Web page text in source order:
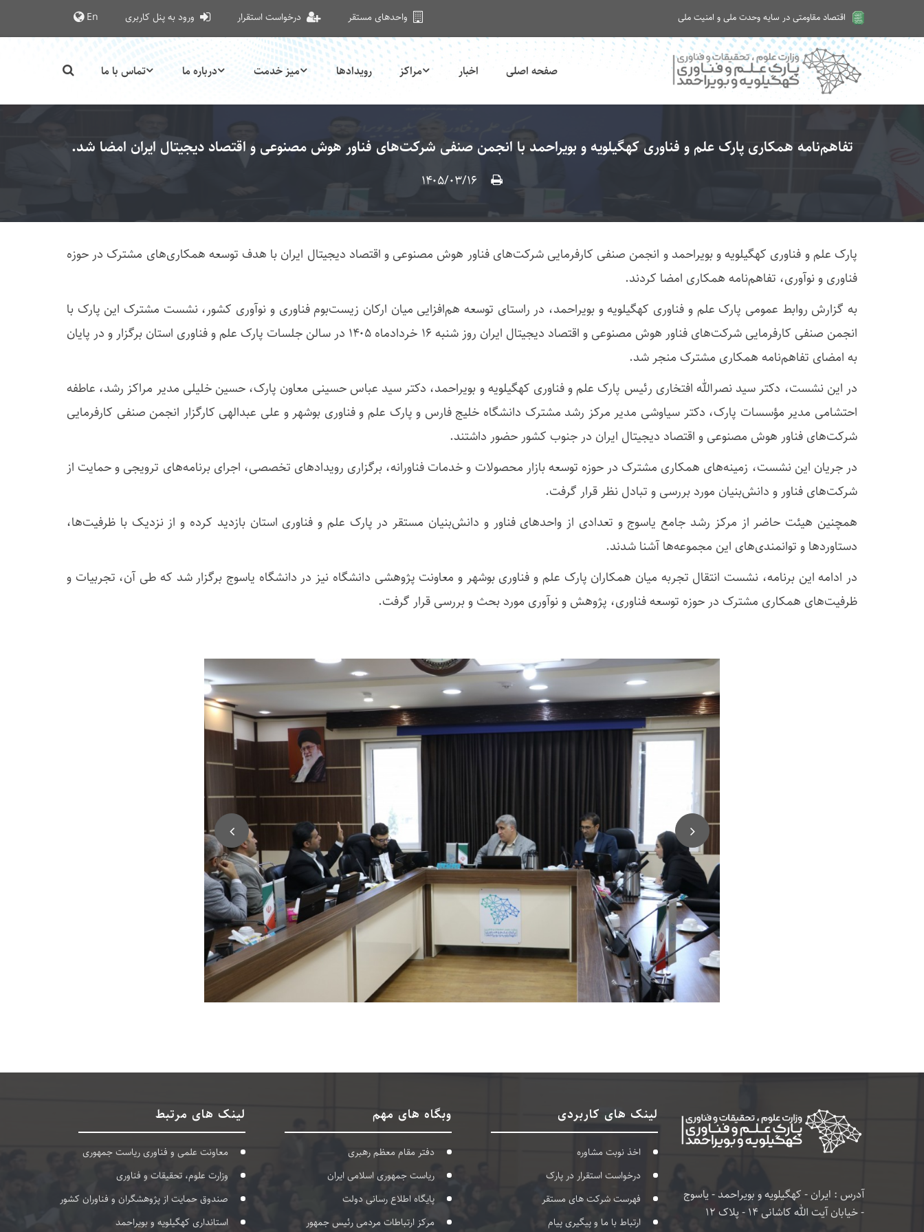
اقتصاد مقاومتی در سایه وحدت ملی و امنیت ملی
امروز جمعه ۱۶ مرداد ۱۴۰۵
واحدهای مستقر درخواست استقرار ورود به پنل کاربری En
صفحه اصلی اخبار مراکز رویدادها میز خدمت درباره ما تماس با ما
تفاهم‌نامه همکاری پارک علم و فناوری کهگیلویه و بویراحمد با انجمن صنفی شرکت‌های فناور هوش مصنوعی و اقتصاد دیجیتال ایران امضا شد.
۱۴۰۵/۰۳/۱۶
پارک علم و فناوری کهگیلویه و بویراحمد و انجمن صنفی کارفرمایی شرکت‌های فناور هوش مصنوعی و اقتصاد دیجیتال ایران با هدف توسعه همکاری‌های مشترک در حوزه
فناوری و نوآوری، تفاهم‌نامه همکاری امضا کردند.
به گزارش روابط عمومی پارک علم و فناوری کهگیلویه و بویراحمد، در راستای توسعه هم‌افزایی میان ارکان زیست‌بوم فناوری و نوآوری کشور، نشست مشترک این پارک با
انجمن صنفی کارفرمایی شرکت‌های فناور هوش مصنوعی و اقتصاد دیجیتال ایران روز شنبه ۱۶ خردادماه ۱۴۰۵ در سالن جلسات پارک علم و فناوری استان برگزار و در پایان
به امضای تفاهم‌نامه همکاری مشترک منجر شد.
در این نشست، دکتر سید نصرالله افتخاری رئیس پارک علم و فناوری کهگیلویه و بویراحمد، دکتر سید عباس حسینی معاون پارک، حسین خلیلی مدیر مراکز رشد، عاطفه
احتشامی مدیر مؤسسات پارک، دکتر سیاوشی مدیر مرکز رشد مشترک دانشگاه خلیج فارس و پارک علم و فناوری بوشهر و علی عبدالهی کارگزار انجمن صنفی کارفرمایی
شرکت‌های فناور هوش مصنوعی و اقتصاد دیجیتال ایران در جنوب کشور حضور داشتند.
در جریان این نشست، زمینه‌های همکاری مشترک در حوزه توسعه بازار محصولات و خدمات فناورانه، برگزاری رویدادهای تخصصی، اجرای برنامه‌های ترویجی و حمایت از
شرکت‌های فناور و دانش‌بنیان مورد بررسی و تبادل نظر قرار گرفت.
همچنین هیئت حاضر از مرکز رشد جامع یاسوج و تعدادی از واحدهای فناور و دانش‌بنیان مستقر در پارک علم و فناوری استان بازدید کرده و از نزدیک با ظرفیت‌ها،
دستاوردها و توانمندی‌های این مجموعه‌ها آشنا شدند.
در ادامه این برنامه، نشست انتقال تجربه میان همکاران پارک علم و فناوری بوشهر و معاونت پژوهشی دانشگاه نیز در دانشگاه یاسوج برگزار شد که طی آن، تجربیات و
ظرفیت‌های همکاری مشترک در حوزه توسعه فناوری، پژوهش و نوآوری مورد بحث و بررسی قرار گرفت.
آدرس : ایران - کهگیلویه و بویراحمد - یاسوج
- خیابان آیت الله کاشانی 14 - پلاک 12
لینک های کاربردی
اخذ نوبت مشاوره
درخواست استقرار در پارک
فهرست شرکت های مستقر
ارتباط با ما و پیگیری پیام
وبگاه های مهم
دفتر مقام معظم رهبری
ریاست جمهوری اسلامی ایران
پایگاه اطلاع رسانی دولت
مرکز ارتباطات مردمی رئیس جمهور
لینک های مرتبط
معاونت علمی و فناوری ریاست جمهوری
وزارت علوم، تحقیقات و فناوری
صندوق حمایت از پژوهشگران و فناوران کشور
استانداری کهگیلویه و بویراحمد